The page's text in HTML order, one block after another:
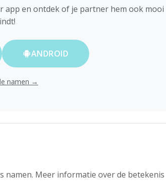
app en ontdek of je partner hem ook mooi
ANDROID
namen →
namen. Meer informatie over de betekenis